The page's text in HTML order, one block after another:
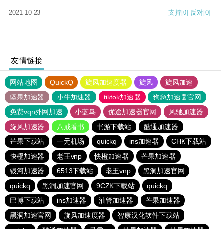
2021-10-23 支持[0] 反对[0]
友情链接
网站地图 QuickQ 旋风加速度器 旋风
旋风加速
坚果加速器
小牛加速器 tiktok加速器
狗急加速器官网
免费vqn外网加速
小蓝鸟 优途加速器官网
风驰加速器
旋风加速器
八戒看书 书游下载站
酷通加速器
芒果下载站
一元机场 quickq ins加速器
CHK下载站
快橙加速器
老王vnp 快橙加速器
芒果加速器
银河加速器
6513下载站 老王vnp
黑洞加速官网
quickq
黑洞加速官网 9CZK下载站
quickq
巴博下载站
ins加速器 油管加速器
芒果加速器
黑洞加速官网
旋风加速度器
智康汉化软件下载站